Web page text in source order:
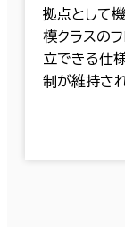
拠点として
模クラスの
立できる仕
制が維持さ